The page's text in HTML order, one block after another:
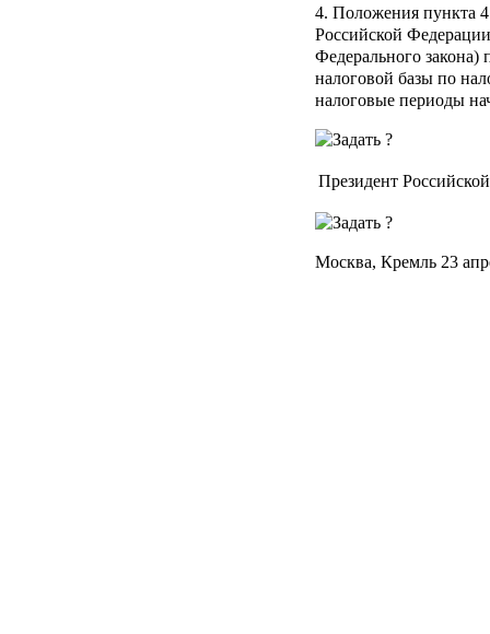
4. Положения пункта 4
Российской
Федерального
налоговой базы по
налоговые периоды
Президент
Москва, Кремль 23